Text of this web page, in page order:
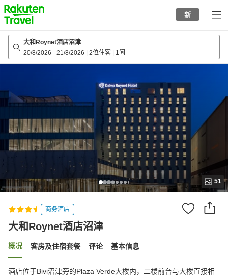
to
top
page
新
大和Roynet酒店沼津
20/8/2026 - 21/8/2026 2位住客 1间
51
商务酒店
大和Roynet酒店沼津
概况 客房及住宿套餐 评论 基本信息
酒店位于Bivi沼津旁的Plaza Verde大楼内，二楼前台与大楼直接相